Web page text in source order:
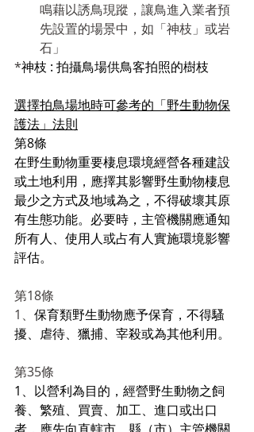
鳴藉以誘鳥現蹤，讓鳥進入業者預
先設置的場景中，如「神枝」或岩
石」
*神枝 : 拍攝鳥場供鳥客拍照的樹枝
選擇拍鳥場地時可參考的「野生動物保
護法」法則
第8條
在野生動物重要棲息環境經營各種建設
或土地利用，應擇其影響野生動物棲息
最少之方式及地域為之，不得破壞其原
有生態功能。必要時，主管機關應通知
所有人、使用人或占有人實施環境影響
評估。
第18條
1、 保育類野生動物應予保育，不得騷
擾、虐待、獵捕、宰殺或為其他利用。
第35條
1、以營利為目的，經營野生動物之飼
養、繁殖、買賣、加工、進口或出口